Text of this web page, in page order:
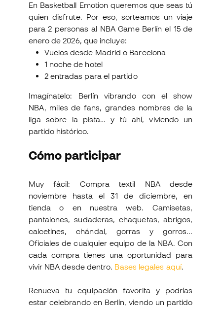
En Basketball Emotion queremos que seas tú
quien disfrute. Por eso, sorteamos un viaje
para 2 personas al NBA Game Berlín el 15 de
enero de 2026, que incluye:
Vuelos desde Madrid o Barcelona
1 noche de hotel
2 entradas para el partido
Imagínatelo: Berlín vibrando con el show
NBA, miles de fans, grandes nombres de la
liga sobre la pista… y tú ahí, viviendo un
partido histórico.
Cómo participar
Muy fácil: Compra textil NBA desde
noviembre hasta el 31 de diciembre, en
tienda o en nuestra web. Camisetas,
pantalones, sudaderas, chaquetas, abrigos,
calcetines, chándal, gorras y gorros...
Oficiales de cualquier equipo de la NBA. Con
cada compra tienes una oportunidad para
vivir NBA desde dentro. Bases legales aquí.
Renueva tu equipación favorita y podrías
estar celebrando en Berlín, viendo un partido